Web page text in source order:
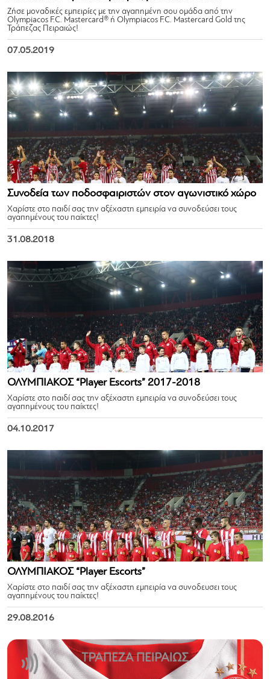
Ζήσε μοναδικές εμπειρίες με την αγαπημένη σου ομάδα από την
Olympiacos F.C. Mastercard® ή Olympiacos F.C. Mastercard Gold της
Τράπεζας Πειραιώς!
07.05.2019
Συνοδεία των ποδοσφαιριστών στον αγωνιστικό χώρο
Χαρίστε στο παιδί σας την αξέχαστη εμπειρία να συνοδεύσει τους
αγαπημένους του παίκτες!
31.08.2018
ΟΛΥΜΠΙΑΚΟΣ “Player Escorts” 2017-2018
Χαρίστε στο παιδί σας την αξέχαστη εμπειρία να συνοδεύσει τους
αγαπημένους του παίκτες!
04.10.2017
ΟΛΥΜΠΙΑΚΟΣ “Player Escorts”
Χαρίστε στο παιδί σας την αξέχαστη εμπειρία να συνοδευσει τους
αγαπημένους του παίκτες!
29.08.2016